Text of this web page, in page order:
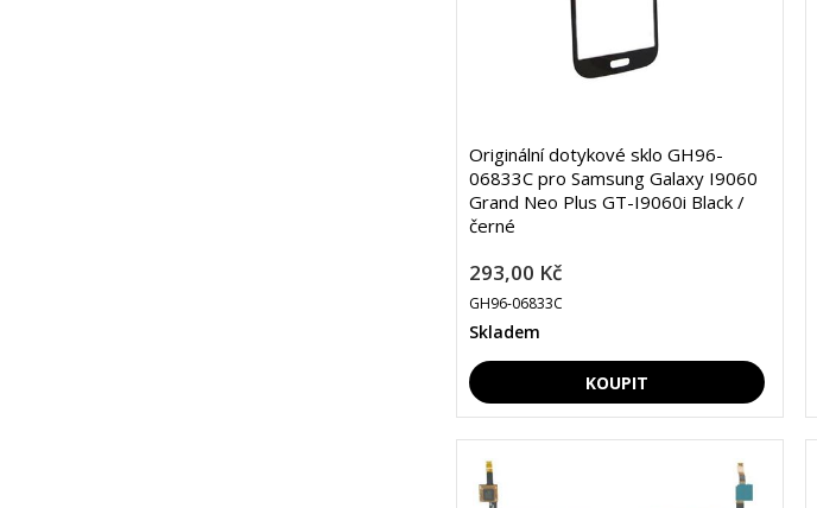
Originální dotykové sklo GH96-
06833C pro Samsung Galaxy I9060
Grand Neo Plus GT-I9060i Black /
černé
293,00 Kč
GH96-06833C
Skladem